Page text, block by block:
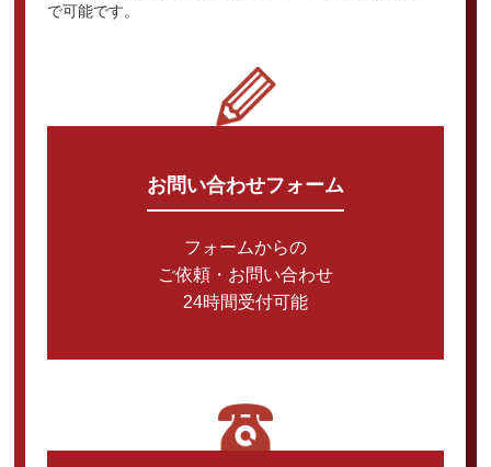
で可能です。
お問い合わせフォーム
フォームからの
ご依頼・お問い合わせ
24時間受付可能